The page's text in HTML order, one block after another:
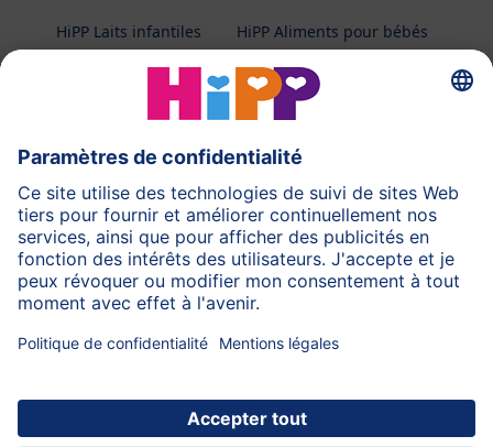
HiPP Laits infantiles
HiPP Aliments pour bébés
HiPP Grossesse
Contactez-nous
Transfert sécurisé des données par un cryptage des